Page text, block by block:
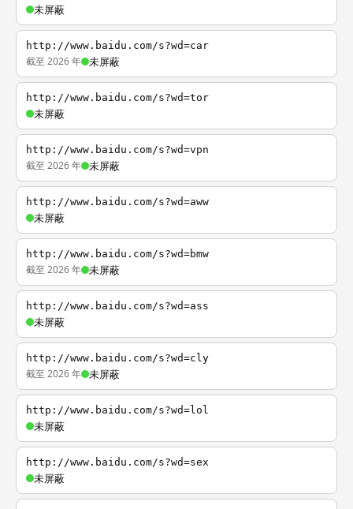
未屏蔽
http://www.baidu.com/s?wd=car
截至 2026 年 未屏蔽
http://www.baidu.com/s?wd=tor
未屏蔽
http://www.baidu.com/s?wd=vpn
截至 2026 年 未屏蔽
http://www.baidu.com/s?wd=aww
未屏蔽
http://www.baidu.com/s?wd=bmw
截至 2026 年 未屏蔽
http://www.baidu.com/s?wd=ass
未屏蔽
http://www.baidu.com/s?wd=cly
截至 2026 年 未屏蔽
http://www.baidu.com/s?wd=lol
未屏蔽
http://www.baidu.com/s?wd=sex
未屏蔽